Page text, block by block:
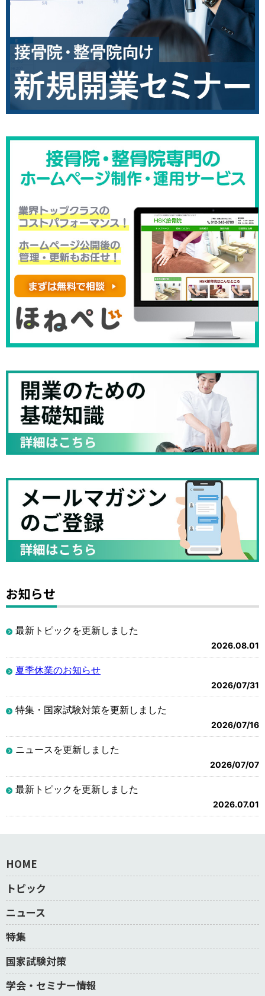
お知らせ
最新トピックを更新しました
2026.08.01
夏季休業のお知らせ
2026/07/31
特集・国家試験対策を更新しました
2026/07/16
ニュースを更新しました
2026/07/07
最新トピックを更新しました
2026.07.01
HOME
トピック
ニュース
特集
国家試験対策
学会・セミナー情報